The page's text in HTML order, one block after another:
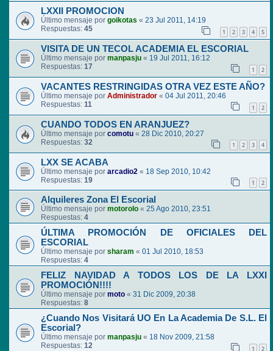
LXXII PROMOCION
Último mensaje por goikotas « 23 Jul 2011, 14:19
Respuestas: 45 1 2 3 4 5
VISITA DE UN TECOL ACADEMIA EL ESCORIAL
Último mensaje por manpasju « 19 Jul 2011, 16:12
Respuestas: 17 1 2
VACANTES RESTRINGIDAS OTRA VEZ ESTE AÑO?
Último mensaje por Administrador « 04 Jul 2011, 20:46
Respuestas: 11 1 2
CUANDO TODOS EN ARANJUEZ?
Último mensaje por comotu « 28 Dic 2010, 20:27
Respuestas: 32 1 2 3 4
LXX SE ACABA
Último mensaje por arcadio2 « 18 Sep 2010, 10:42
Respuestas: 19 1 2
Alquileres Zona El Escorial
Último mensaje por motorolo « 25 Ago 2010, 23:51
Respuestas: 4
ÚLTIMA PROMOCIÓN DE OFICIALES DEL
ESCORIAL
Último mensaje por sharam « 01 Jul 2010, 18:53
Respuestas: 4
FELIZ NAVIDAD A TODOS LOS DE LA LXXI
PROMOCIÓN!!!!
Último mensaje por moto « 31 Dic 2009, 20:38
Respuestas: 8
¿Cuando Nos Visitará UO En La Academia De S.L. El
Escorial?
Último mensaje por manpasju « 18 Nov 2009, 21:58
Respuestas: 12 1 2